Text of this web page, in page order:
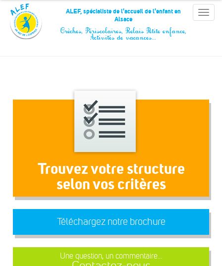
Panneau de gestion des cookies
Toggle
ALEF, spécialiste de l'accueil de l'enfant en
Alsace
Crèches, Périscolaires, Relais Petite enfance,
Activités de vacances…
Trouvez votre structure
selon vos critères
Téléchargez notre brochure
Une question, un commentaire...